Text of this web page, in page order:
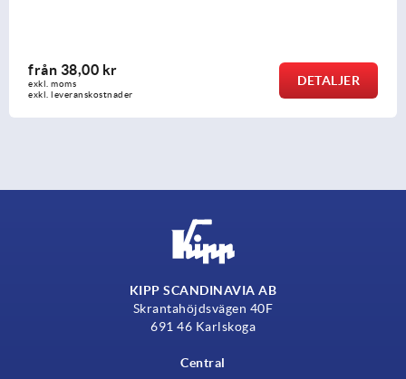
exkl. moms
exkl.
KIPP SCANDINAVIA AB
Skrantahöjdsvägen 40F
691 46 Karlskoga
Central